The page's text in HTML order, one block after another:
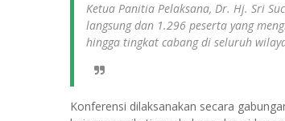
Ketua Panitia Pelaksana, Dr. Hj. Sri
langsung dan 1.296 peserta yang
hingga tingkat cabang di seluruh
Konferensi dilaksanakan secara